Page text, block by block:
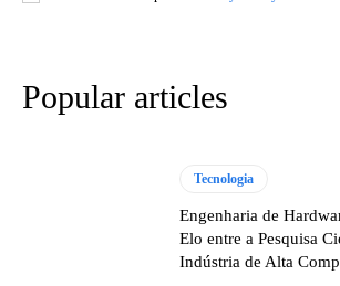
Popular articles
Tecnologia
Engenharia de
Elo entre a Pesquisa
Indústria de Alta